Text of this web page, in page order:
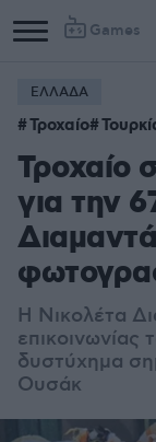
Games
ΕΛΛΑΔΑ
Τροχαίο
Τροχαίο
για την
Η Νικολέτα
επικοινωνίας
δυστύχημα
Ουσάκ